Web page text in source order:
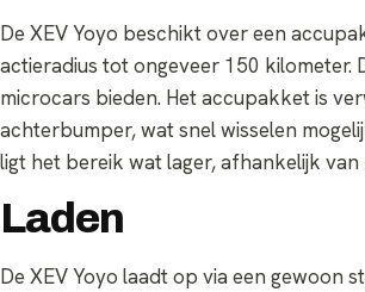
De XEV Yoyo beschikt over een
actieradius tot ongeveer 150 kilometer.
microcars bieden. Het accupakket is
achterbumper, wat snel wisselen
ligt het bereik wat lager, afhankelijk van
Laden
De XEV Yoyo laadt op via een